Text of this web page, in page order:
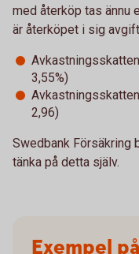
med återköp tas ännu
är återköpet i sig
3,55%)
2,96)
Swedbank Försäkring
tänka på detta själv.
Exempel